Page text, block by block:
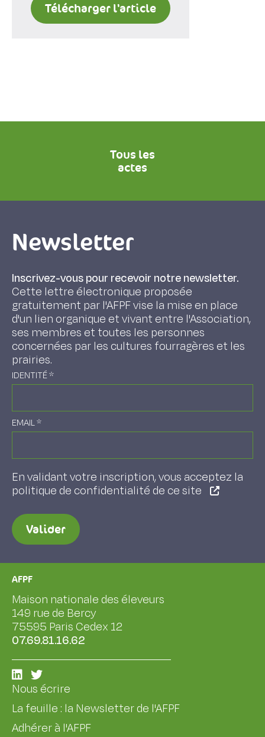
Télécharger l'article
Tous les
actes
Newsletter
Inscrivez-vous pour recevoir notre newsletter.
Cette lettre électronique proposée
gratuitement par l'AFPF vise la mise en place
d'un lien organique et vivant entre l'Association,
ses membres et toutes les personnes
concernées par les cultures fourragères et les
prairies.
IDENTITÉ*
EMAIL*
En validant votre inscription, vous acceptez la
politique de confidentialité de ce site
Valider
AFPF
Maison nationale des éleveurs
149 rue de Bercy
75595 Paris Cedex 12
07.69.81.16.62
Nous écrire
La feuille : la Newsletter de l'AFPF
Adhérer à l'AFPF